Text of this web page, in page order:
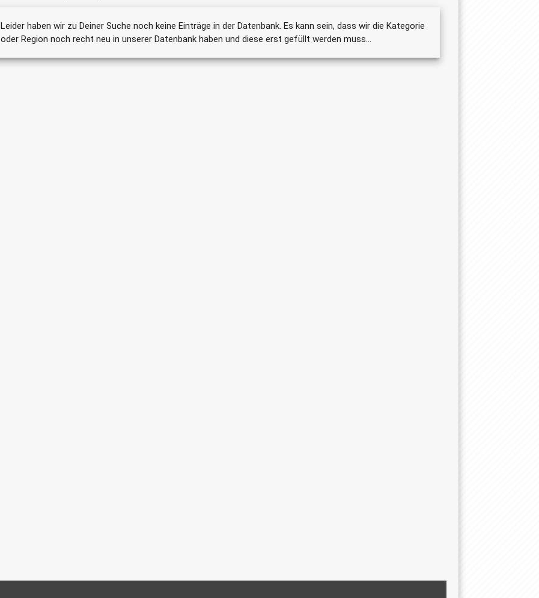
Leider haben wir zu Deiner Suche noch keine Einträge in der Datenbank. Es kann sein, dass wir die Kategorie
oder Region noch recht neu in unserer Datenbank haben und diese erst gefüllt werden muss...